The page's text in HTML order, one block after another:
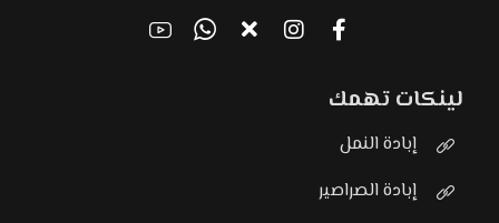
لينكات تهمك
إبادة النمل
إبادة الصراصير